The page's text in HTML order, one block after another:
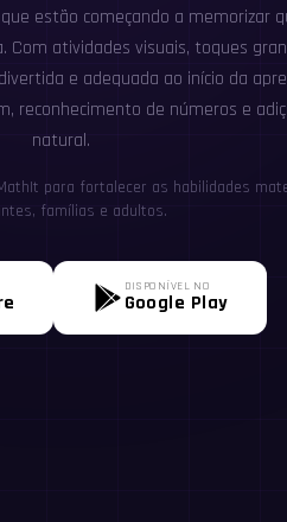
estão começando a memorizar
atividades visuais, toques
e adequada ao início da
reconhecimento de números e
natural.
para fortalecer as habilidades
famílias e adultos.
DISPONÍVEL NO
Google Play